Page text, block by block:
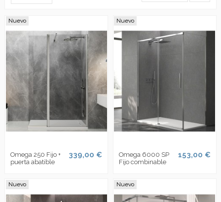
Nuevo
Omega 250 Fijo +
puerta abatible
339,00 €
Nuevo
Omega 6000 SP
Fijo combinable
153,00 €
Nuevo Nuevo